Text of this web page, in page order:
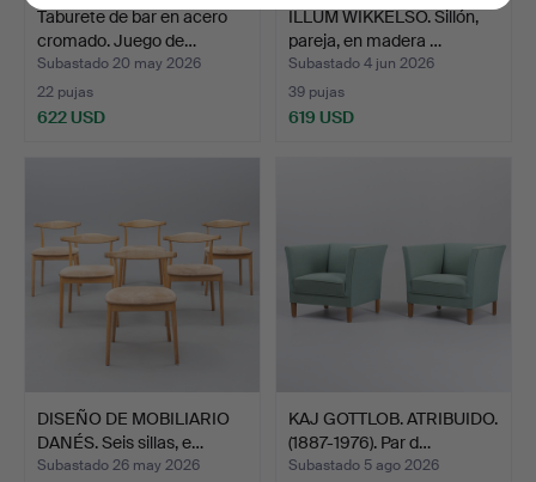
Taburete de bar en acero
cromado. Juego de…
Subastado 20 may 2026
22 pujas
622 USD
ILLUM WIKKELSO. Sillón,
pareja, en madera …
Subastado 4 jun 2026
39 pujas
619 USD
DISEÑO DE MOBILIARIO
DANÉS. Seis sillas, e…
Subastado 26 may 2026
KAJ GOTTLOB. ATRIBUIDO.
(1887-1976). Par d…
Subastado 5 ago 2026